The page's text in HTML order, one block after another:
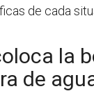
de cada
la
de